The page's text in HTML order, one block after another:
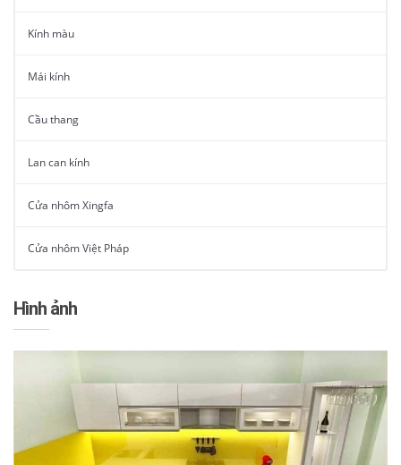
Kính màu
Mái kính
Cầu thang
Lan can kính
Cửa nhôm Xingfa
Cửa nhôm Việt Pháp
Hình ảnh